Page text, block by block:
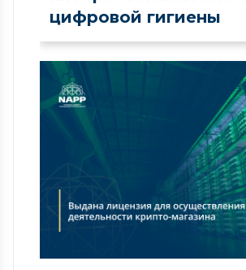
цифровой гигиены